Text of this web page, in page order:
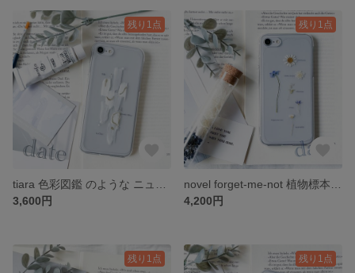
残り1点
3,600円
残り1点
4,200円
残り1点 残り1点